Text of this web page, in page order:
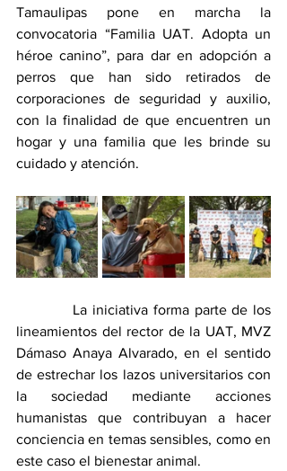
Tamaulipas pone en marcha la
convocatoria “Familia UAT. Adopta un
héroe canino”, para dar en adopción a
perros que han sido retirados de
corporaciones de seguridad y auxilio,
con la finalidad de que encuentren un
hogar y una familia que les brinde su
cuidado y atención.
La iniciativa forma parte de los
lineamientos del rector de la UAT, MVZ
Dámaso Anaya Alvarado, en el sentido
de estrechar los lazos universitarios con
la sociedad mediante acciones
humanistas que contribuyan a hacer
conciencia en temas sensibles, como en
este caso el bienestar animal.